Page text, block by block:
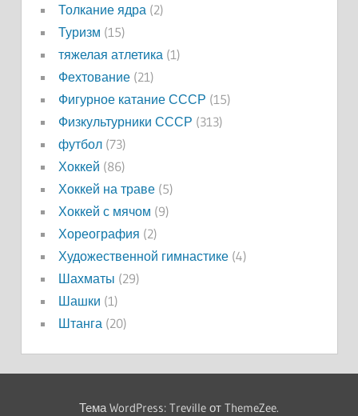
Толкание ядра (2)
Туризм (15)
тяжелая атлетика (1)
Фехтование(21)
Фигурное катание СССР (15)
Физкультурники СССР (313)
футбол(73)
Хоккей (86)
Хоккей на траве(5)
Хоккей с мячом (9)
Хореография (2)
Художественной гимнастике(4)
Шахматы (29)
Шашки (1)
Штанга (20)
Тема WordPress: Treville от ThemeZee.